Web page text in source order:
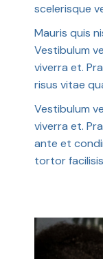
scelerisque
Mauris quis
Vestibulum
viverra et.
risus vitae
Vestibulum
viverra et.
ante et
tortor